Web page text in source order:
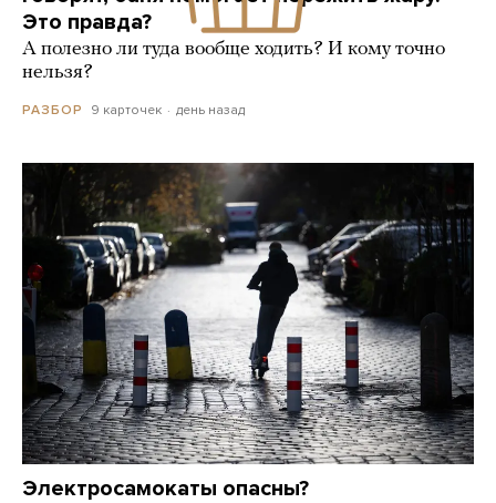
Это правда?
А полезно ли туда вообще ходить? И кому точно
нельзя?
РАЗБОР 9 карточек день назад
Электросамокаты опасны?